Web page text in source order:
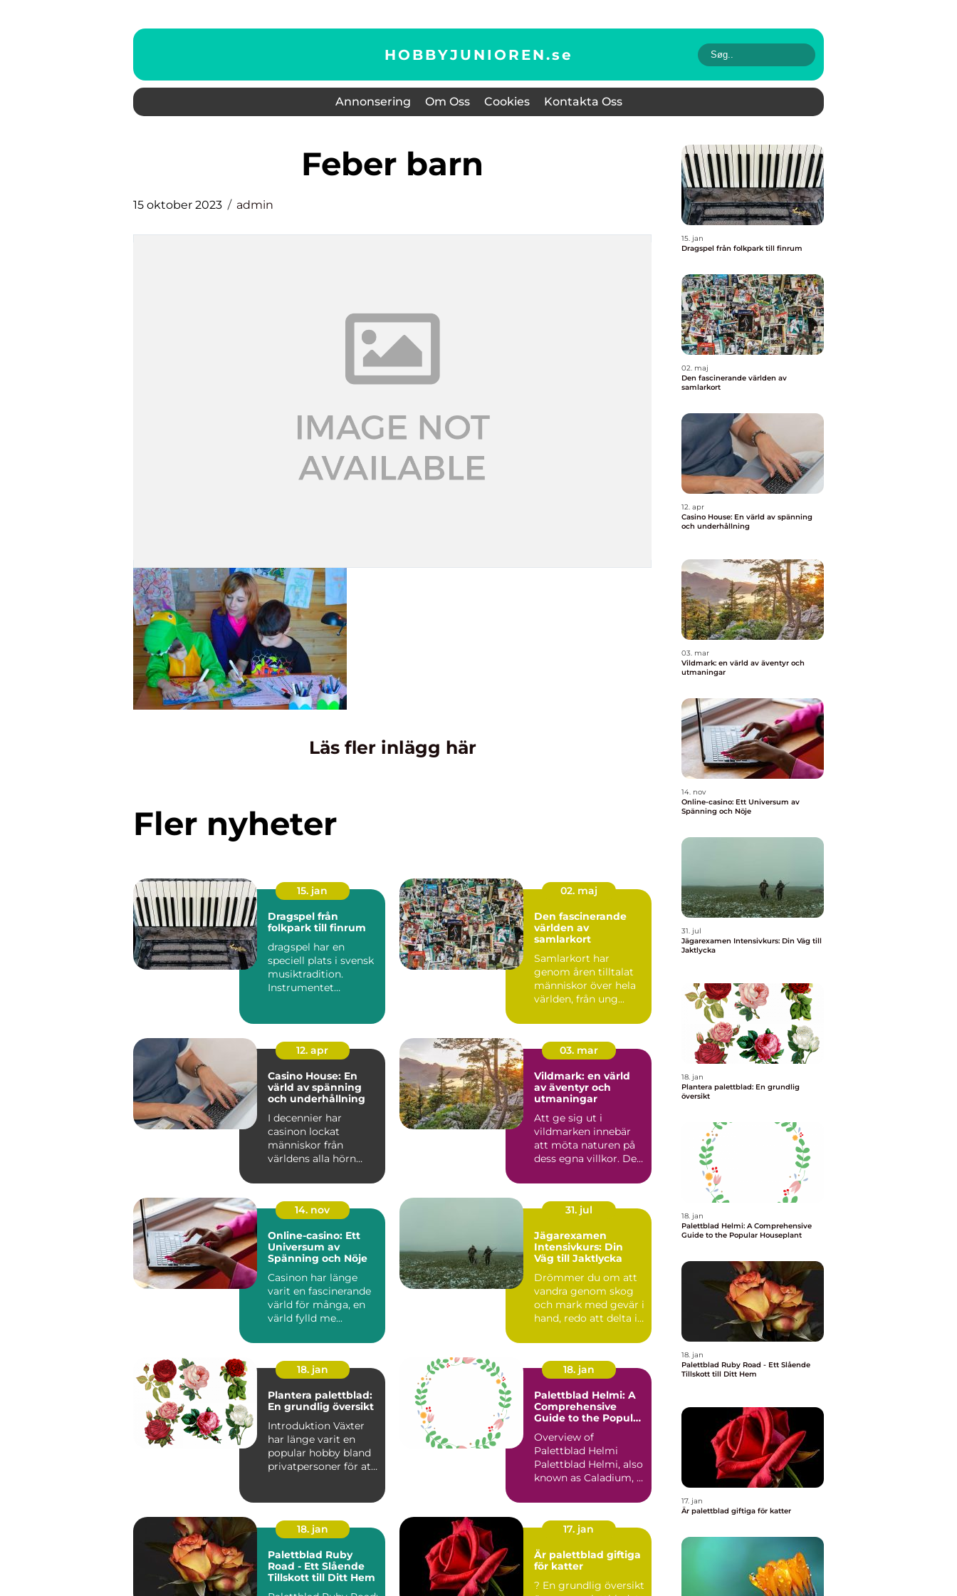
HOBBYJUNIOREN.se
Annonsering Om Oss Cookies Kontakta Oss
feber barn
15 oktober 2023 admin
Läs fler inlägg här
Fler nyheter
15. jan
Dragspel från
folkpark till finrum
dragspel har en
speciell plats i svensk
musiktradition.
Instrumentet
02. maj
Den fascinerande
världen av
samlarkort
Samlarkort har
genom åren tilltalat
människor över hela
världen, från ung...
12. apr
Casino House: En
värld av spänning
och underhållning
I decennier har
casinon lockat
människor från
världens alla hörn
03. mar
Vildmark: en värld
av äventyr och
utmaningar
Att ge sig ut i
vildmarken innebär
att möta naturen på
dess egna villkor. Det
14. nov
Online-casino: Ett
Universum av
Spänning och Nöje
Casinon har länge
varit en fascinerande
värld för många, en
värld fylld me...
31. jul
Jägarexamen
Intensivkurs: Din
Väg till Jaktlycka
Drömmer du om att
vandra genom skog
och mark med gevär i
hand, redo att delta i
18. jan
Plantera palettblad:
En grundlig översikt
Introduktion Växter
har länge varit en
popular hobby bland
privatpersoner för att
18. jan
Palettblad Helmi: A
Comprehensive
Guide to the Popular
Overview of
Palettblad Helmi
Palettblad Helmi, also
known as Caladium, is
that...
18. jan
Palettblad Ruby
Road - Ett Slående
Tillskott till Ditt Hem
17. jan
Är palettblad giftiga
för katter
? En grundlig översikt
15. jan
Dragspel från folkpark till finrum
02. maj
Den fascinerande världen av
samlarkort
12. apr
Casino House: En värld av spänning
och underhållning
03. mar
Vildmark: en värld av äventyr och
utmaningar
14. nov
Online-casino: Ett Universum av
Spänning och Nöje
31. jul
Jägarexamen Intensivkurs: Din Väg till
Jaktlycka
18. jan
Plantera palettblad: En grundlig
översikt
18. jan
Palettblad Helmi: A Comprehensive
Guide to the Popular Houseplant
18. jan
Palettblad Ruby Road - Ett Slående
Tillskott till Ditt Hem
17. jan
Är palettblad giftiga för katter